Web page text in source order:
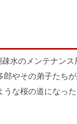
水のメンテナンス
やその弟子たち
うな桜の道になっ